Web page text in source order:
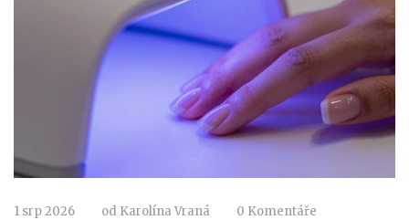
1 srp 2026 od Karolína Vraná 0 Komentáře